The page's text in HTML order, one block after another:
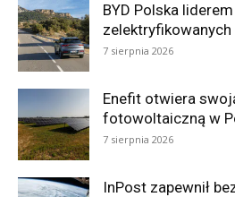
BYD Polska
7 sierpnia 2026
Enefit otwiera
fotowoltaiczną w
7 sierpnia 2026
InPost zapewnił